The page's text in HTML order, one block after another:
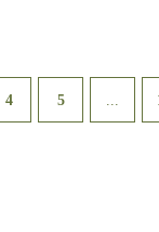
4 5 ...